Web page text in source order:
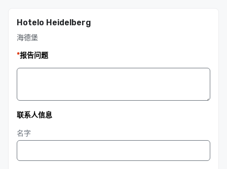
Hotelo Heidelberg
海德堡
*报告问题
联系人信息
名字